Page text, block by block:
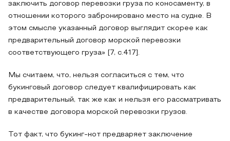
заключить договор перевозки груза по коносаменту, в
отношении которого забронировано место на судне. В
этом смысле указанный договор выглядит скорее как
предварительный договор морской перевозки
соответствующего груза» [7, с.417].
Мы считаем, что, нельзя согласиться с тем, что
букинговый договор следует квалифицировать как
предварительный, так же как и нельзя его рассматривать
в качестве договора морской перевозки грузов.
Тот факт, что букинг-нот предваряет заключение